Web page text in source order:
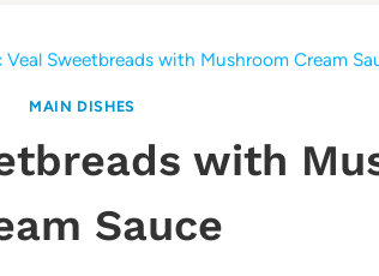
Veal Sweetbreads with Mushroom Cream
MAIN DISHES
with
Sauce